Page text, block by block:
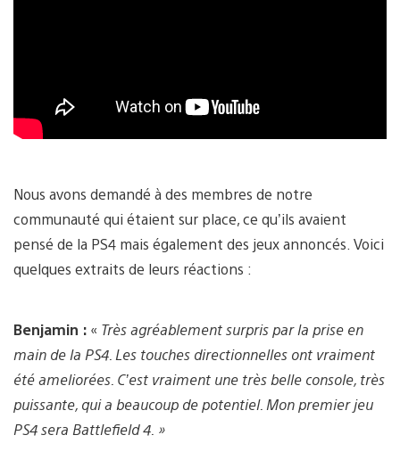
Nous avons demandé à des membres de notre
communauté qui étaient sur place, ce qu’ils avaient
pensé de la PS4 mais également des jeux annoncés. Voici
quelques extraits de leurs réactions :
Benjamin : « Très agréablement surpris par la prise en
main de la PS4. Les touches directionnelles ont vraiment
été ameliorées. C’est vraiment une très belle console, très
puissante, qui a beaucoup de potentiel. Mon premier jeu
PS4 sera Battlefield 4. »